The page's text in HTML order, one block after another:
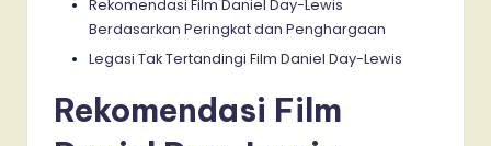
​​Rekomendasi Film Daniel Day-Lewis
Berdasarkan Peringkat dan Penghargaan
Legasi Tak Tertandingi Film Daniel Day-Lewis
Rekomendasi Film